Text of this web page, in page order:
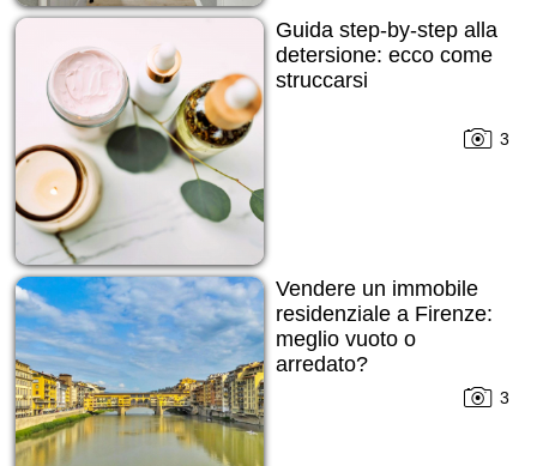
Guida step-by-step alla
detersione: ecco come
struccarsi
3
Vendere un immobile
residenziale a Firenze:
meglio vuoto o
arredato?
3